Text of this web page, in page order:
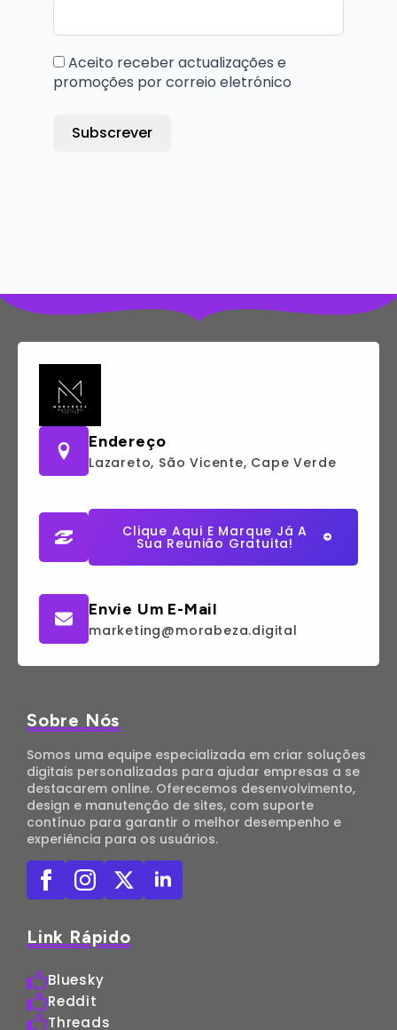
Aceito receber actualizações e
promoções por correio eletrónico
Subscrever
Endereço
Lazareto, São Vicente, Cape Verde
Clique Aqui E Marque Já A
Sua Reunião Gratuita!
Envie Um E-Mail
marketing@morabeza.digital
Sobre Nós
Somos uma equipe especializada em criar soluções
digitais personalizadas para ajudar empresas a se
destacarem online. Oferecemos desenvolvimento,
design e manutenção de sites, com suporte
contínuo para garantir o melhor desempenho e
experiência para os usuários.
Link Rápido
Bluesky
Reddit
Threads